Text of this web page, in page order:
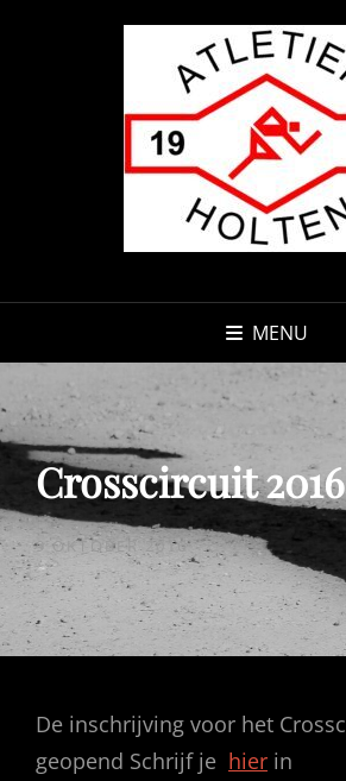
MENU
Crosscircuit
GEPUBLICEERD
OP
9 OKTOBER 2016
De inschrijving voor het
geopend Schrijf je hier in